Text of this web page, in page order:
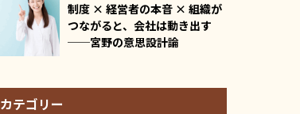
制度 × 経営者の本音 × 組織が
つながると、会社は動き出す
──宮野の意思設計論
カテゴリー